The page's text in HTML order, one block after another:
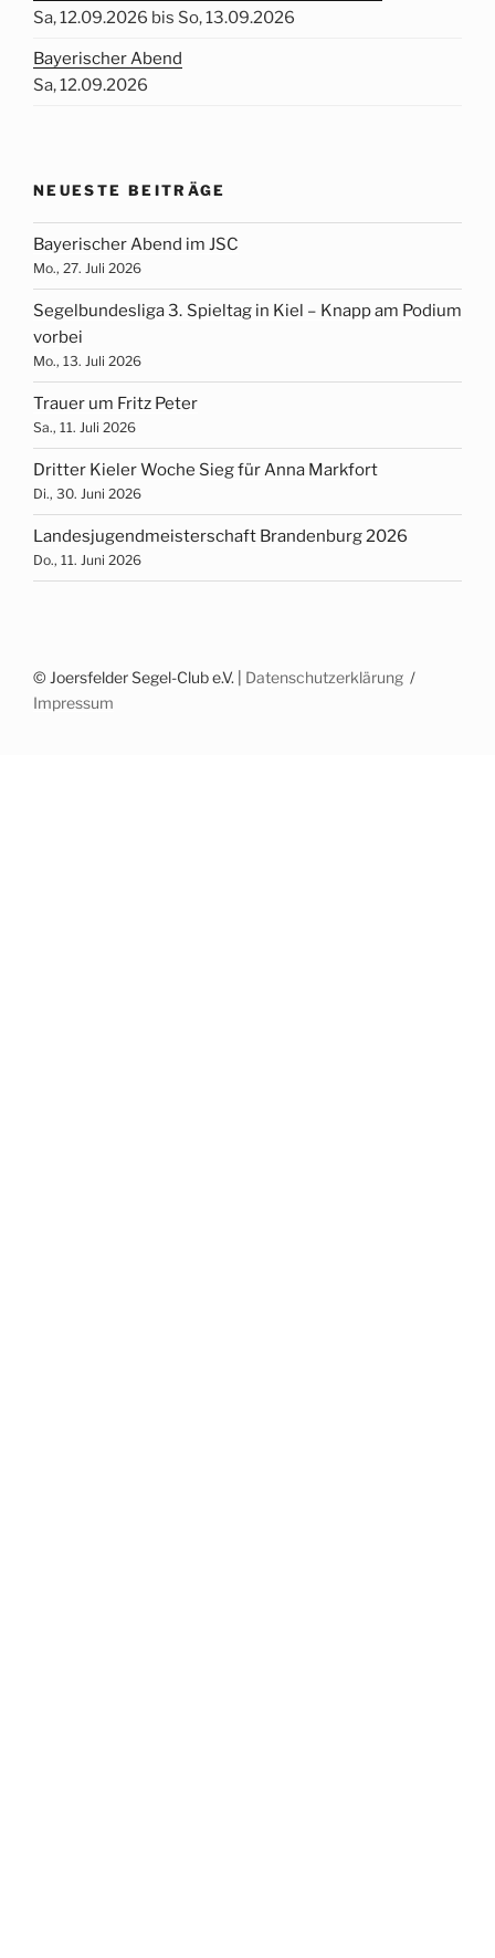
Sa, 12.09.2026 bis So, 13.09.2026
Bayerischer Abend
Sa, 12.09.2026
NEUESTE BEITRÄGE
Bayerischer Abend im JSC
Mo., 27. Juli 2026
Segelbundesliga 3. Spieltag in Kiel – Knapp am Podium
vorbei
Mo., 13. Juli 2026
Trauer um Fritz Peter
Sa., 11. Juli 2026
Dritter Kieler Woche Sieg für Anna Markfort
Di., 30. Juni 2026
Landesjugendmeisterschaft Brandenburg 2026
Do., 11. Juni 2026
© Joersfelder Segel-Club e.V. | Datenschutzerklärung
Impressum